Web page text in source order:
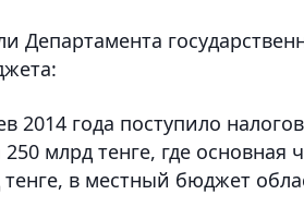
Департамента
2014 года поступило
млрд тенге, где основная
в местный бюджет